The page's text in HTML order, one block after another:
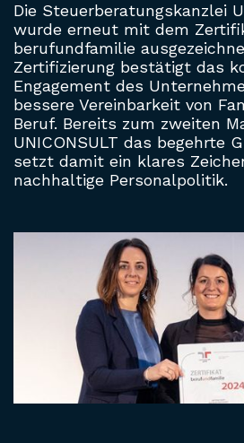
Die Steuerberatungskanzlei
wurde erneut mit dem
berufundfamilie
Zertifizierung bestätigt das
Engagement des
bessere Vereinbarkeit von
Beruf. Bereits zum zweiten
UNICONSULT das begehrte
setzt damit ein klares
nachhaltige Personalpolitik.